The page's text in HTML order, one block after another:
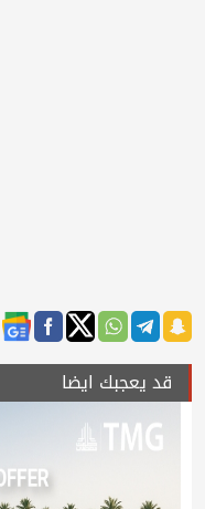
قد يعجبك ايضا